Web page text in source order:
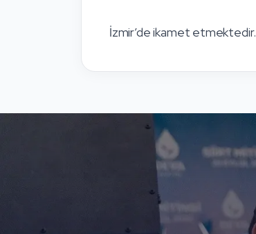
İzmir’de ikamet etmektedir.